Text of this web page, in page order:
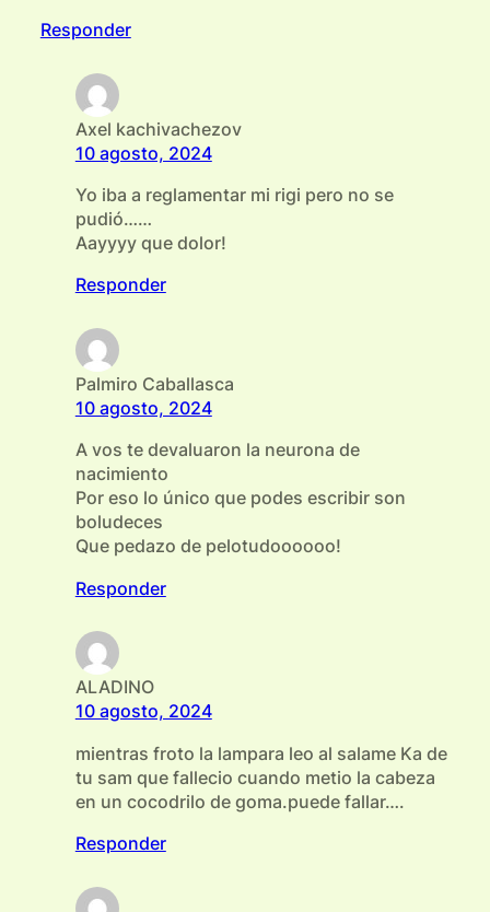
Responder
Axel kachivachezov
10 agosto, 2024
Yo iba a reglamentar mi rigi pero no se
pudió……
Aayyyy que dolor!
Responder
Palmiro Caballasca
10 agosto, 2024
A vos te devaluaron la neurona de
nacimiento
Por eso lo único que podes escribir son
boludeces
Que pedazo de pelotudoooooo!
Responder
ALADINO
10 agosto, 2024
mientras froto la lampara leo al salame Ka de
tu sam que fallecio cuando metio la cabeza
en un cocodrilo de goma.puede fallar….
Responder